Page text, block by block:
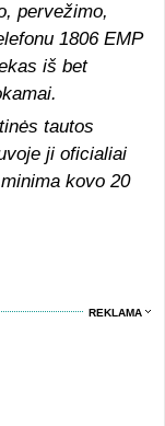
pervežimo,
1806 EMP
iš bet
tautos
ji oficialiai
kovo 20
REKLAMA